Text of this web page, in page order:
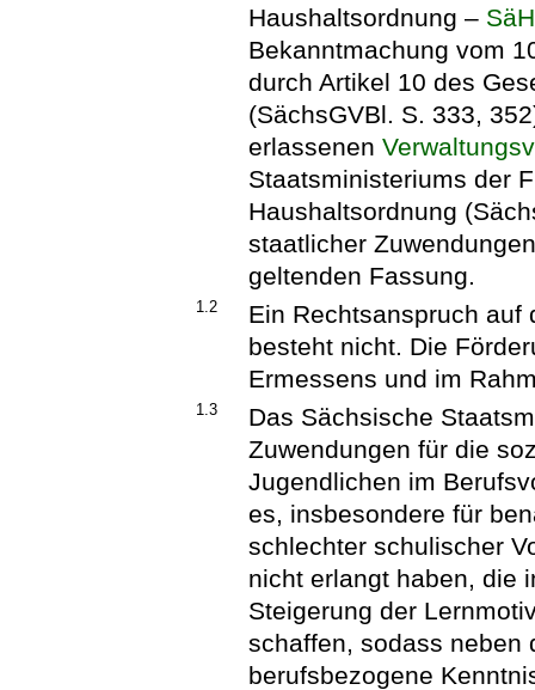
Haushaltsordnung –
Bekanntmachung vom
durch Artikel 10 des
(SächsGVBl. S. 333,
erlassenen
Staatsministeriums der
Haushaltsordnung
staatlicher
geltenden Fassung.
1.2
Ein Rechtsanspruch auf
besteht nicht. Die
Ermessens und im
1.3
Das Sächsische
Zuwendungen für die
Jugendlichen im
es, insbesondere für
schlechter schulischer
nicht erlangt haben, die
Steigerung der
schaffen, sodass neben
berufsbezogene